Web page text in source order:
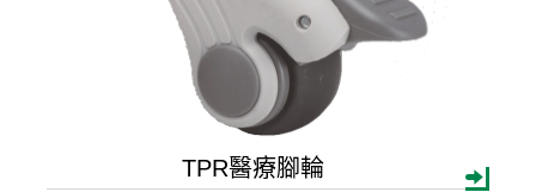
4 inch(100mm)
5 inch(125mm)
TPR醫療腳輪